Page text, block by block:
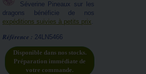
Séverine Pineaux sur les
dragons bénéficie de nos
expéditions suivies à petits prix.
Référence : 24LN5466
Disponible dans nos stocks.
Préparation immédiate de
votre commande.